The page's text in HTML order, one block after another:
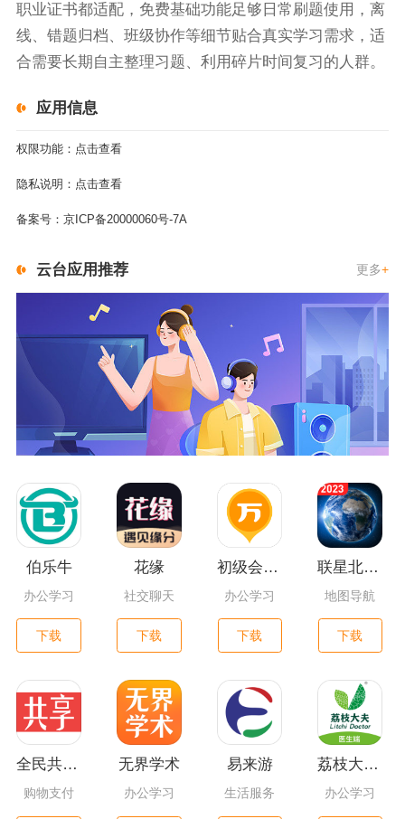
职业证书都适配，免费基础功能足够日常刷题使用，离
线、错题归档、班级协作等细节贴合真实学习需求，适
合需要长期自主整理习题、利用碎片时间复习的人群。
应用信息
权限功能： 点击查看
隐私说明： 点击查看
备案号： 京ICP备20000060号-7A
云台应用推荐 更多+
伯乐牛
办公学习
下载
花缘
社交聊天
下载
初级会计职称万题库
办公学习
下载
联星北斗街景地图
地图导航
下载
全民共享平台
购物支付
无界学术
办公学习
易来游
生活服务
荔枝大夫医生版
办公学习